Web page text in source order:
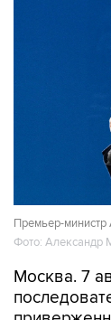
Премьер-
Фото: Александр
Москва. 7